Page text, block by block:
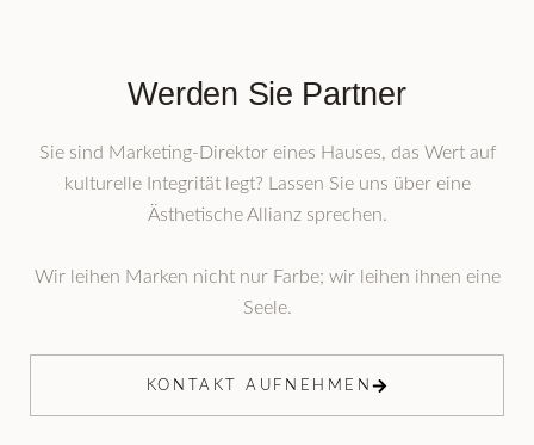
Werden Sie Partner
Sie sind Marketing-Direktor eines Hauses, das Wert auf
kulturelle Integrität legt? Lassen Sie uns über eine
Ästhetische Allianz sprechen.
Wir leihen Marken nicht nur Farbe; wir leihen ihnen eine
Seele.
KONTAKT AUFNEHMEN